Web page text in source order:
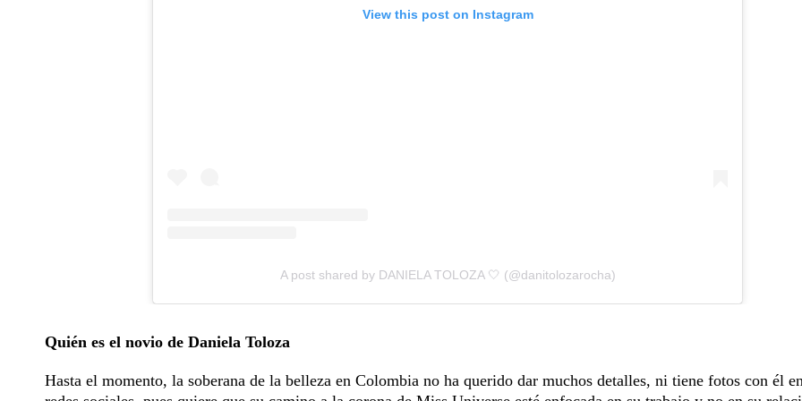
View this post on Instagram
A post shared by DANIELA TOLOZA 🤍 (@danitolozarocha)
Quién es el novio de Daniela Toloza
Hasta el momento, la soberana de la belleza en Colombia no ha querido dar muchos detalles, ni tiene fotos con él